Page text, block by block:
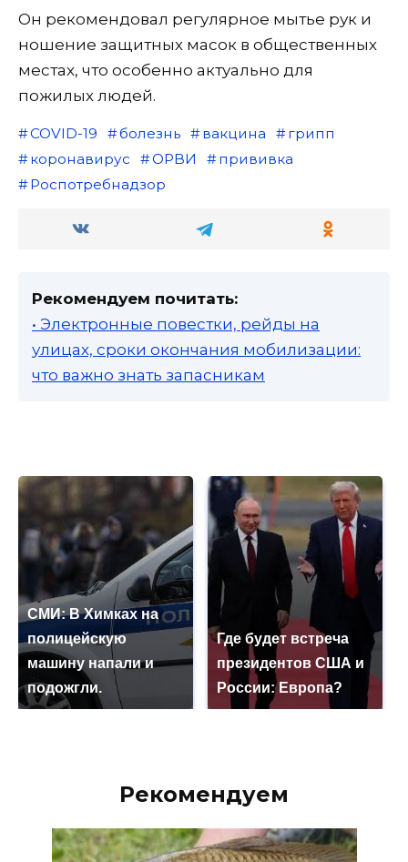
Он рекомендовал регулярное мытье рук и
ношение защитных масок в общественных
местах, что особенно актуально для
пожилых людей.
COVID-19 болезнь вакцина
грипп
коронавирус
ОРВИ
прививка
Роспотребнадзор
Рекомендуем почитать:
• Электронные повестки, рейды на
улицах, сроки окончания мобилизации:
что важно знать запасникам
СМИ: В Химках на
полицейскую
машину напали и
подожгли.
Где будет встреча
президентов США и
России: Европа?
Рекомендуем